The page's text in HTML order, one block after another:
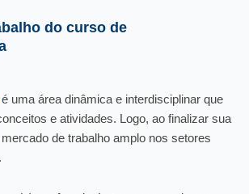
do curso de
é uma área dinâmica e interdisciplinar que
e atividades. Logo, ao finalizar sua
de trabalho amplo nos setores